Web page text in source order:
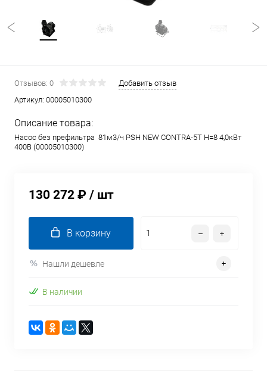
Отзывов: 0
Добавить отзыв
Артикул: 00005010300
Описание товара:
Насос без префильтра 81м3/ч PSH NEW CONTRA-5T Н=8 4,0кВт
400В (00005010300)
130 272 ₽ / шт
В корзину
Нашли дешевле
В наличии